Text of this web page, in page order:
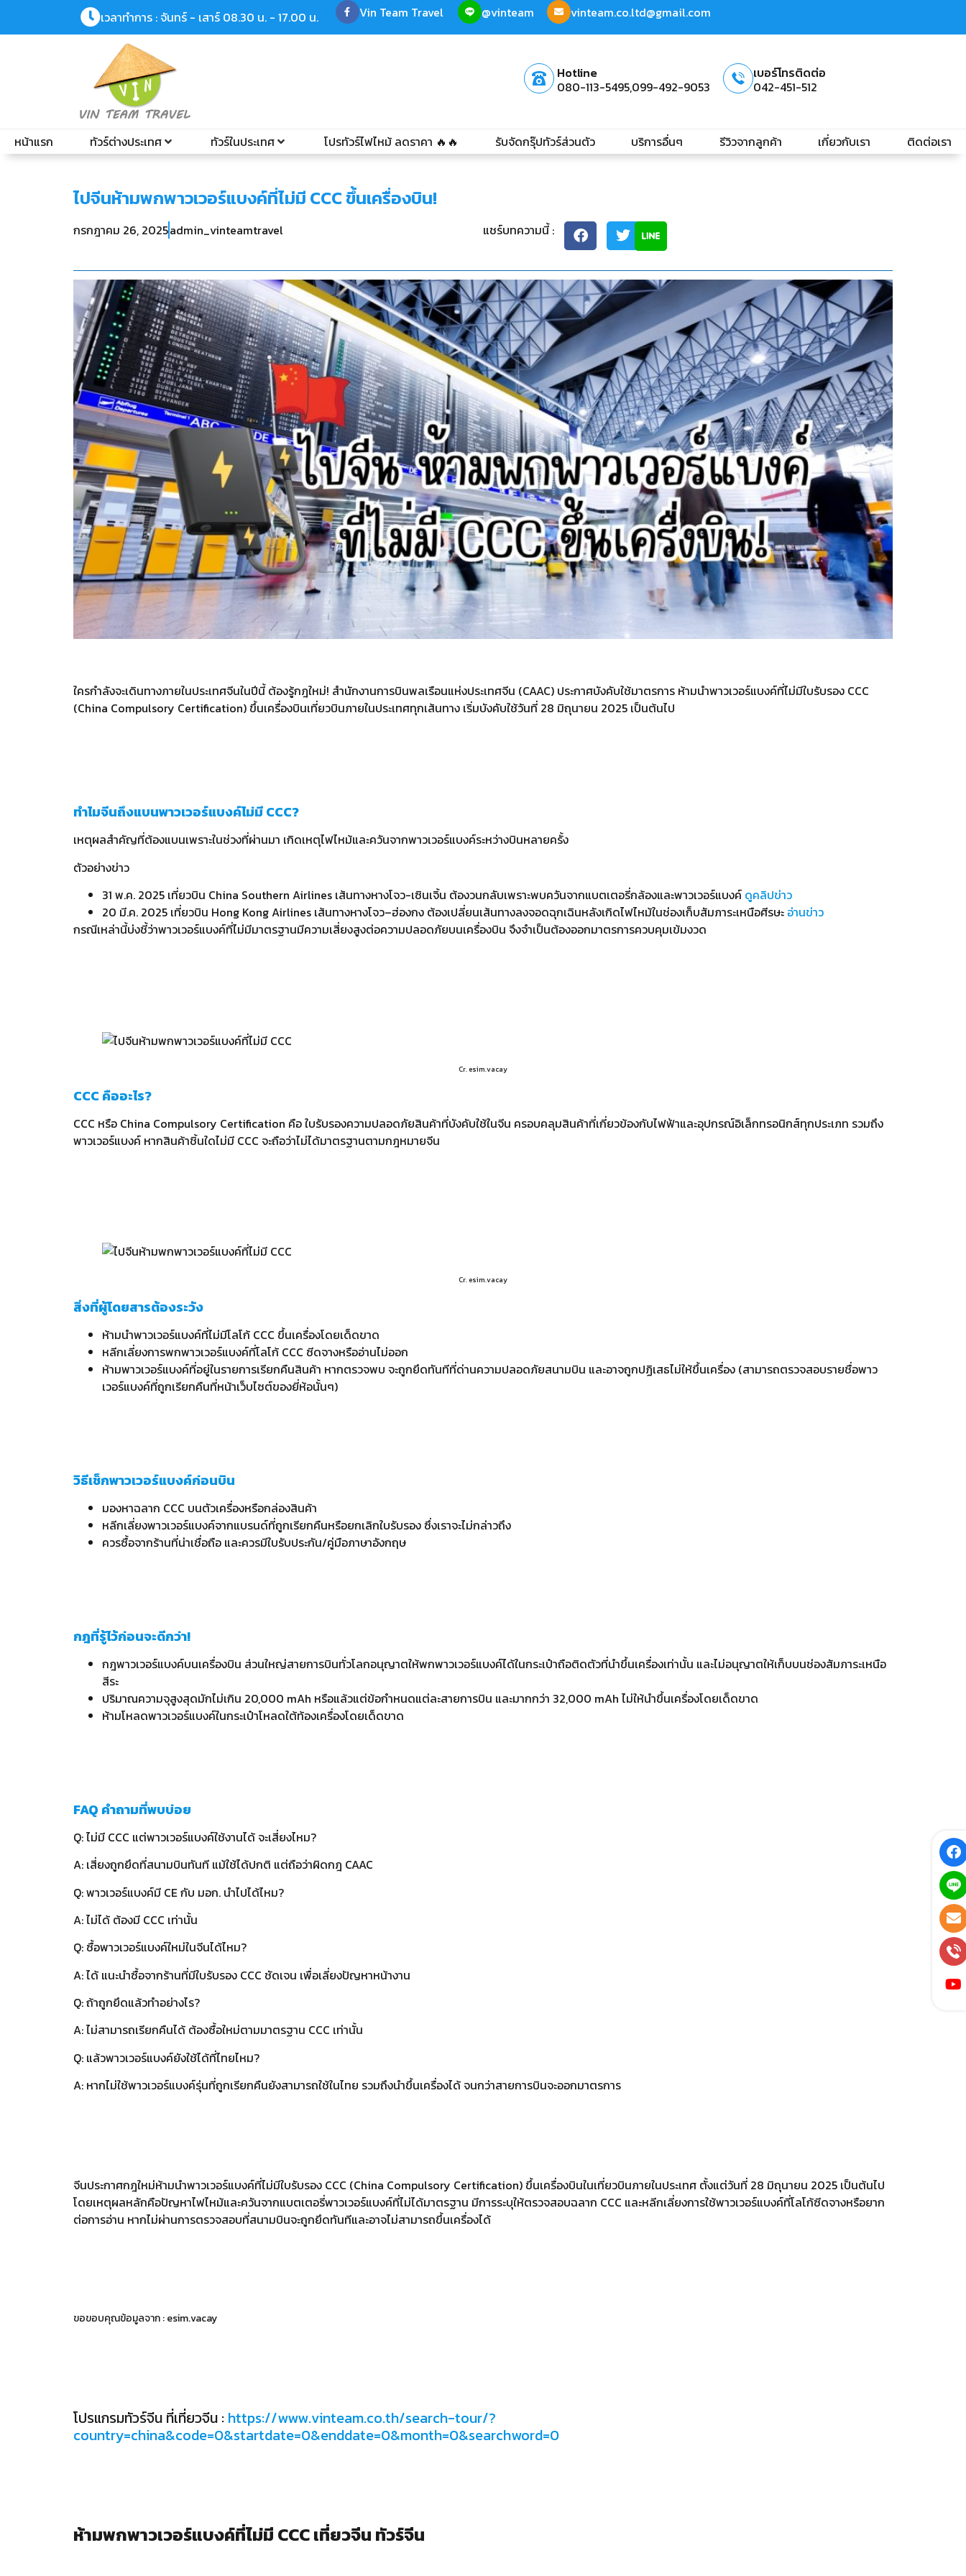
เวลาทำการ : จันทร์ - เสาร์ 08.30 น. - 17.00 น. Vin Team Travel @vinteam vinteam.co.ltd@gmail.com
Hotline
080-113-5495,099-492-9053
เบอร์โทรติดต่อ
042-451-512
หน้าแรก ทัวร์ต่างประเทศ ทัวร์ในประเทศ โปรทัวร์ไฟไหม้ ลดราคา 🔥🔥 รับจัดกรุ๊ปทัวร์ส่วนตัว บริการอื่นๆ รีวิวจากลูกค้า เกี่ยวกับเรา ติดต่อเรา
ไปจีนห้ามพกพาวเวอร์แบงค์ที่ไม่มี CCC ขึ้นเครื่องบิน!
กรกฎาคม 26, 2025admin_vinteamtravel แชร์บทความนี้ :
ใครกำลังจะเดินทางภายในประเทศจีนในปีนี้ ต้องรู้กฎใหม่! สำนักงานการบินพลเรือนแห่งประเทศจีน (CAAC) ประกาศบังคับใช้มาตรการ ห้ามนำพาวเวอร์แบงค์ที่ไม่มีใบรับรอง CCC
(China Compulsory Certification) ขึ้นเครื่องบินเที่ยวบินภายในประเทศทุกเส้นทาง เริ่มบังคับใช้วันที่ 28 มิถุนายน 2025 เป็นต้นไป
ทำไมจีนถึงแบนพาวเวอร์แบงค์ไม่มี CCC?
เหตุผลสำคัญที่ต้องแบนเพราะในช่วงที่ผ่านมา เกิดเหตุไฟไหม้และควันจากพาวเวอร์แบงค์ระหว่างบินหลายครั้ง
ตัวอย่างข่าว
31 พ.ค. 2025 เที่ยวบิน China Southern Airlines เส้นทางหางโจว-เซินเจิ้น ต้องวนกลับเพราะพบควันจากแบตเตอรี่กล้องและพาวเวอร์แบงค์ ดูคลิปข่าว
20 มี.ค. 2025 เที่ยวบิน Hong Kong Airlines เส้นทางหางโจว–ฮ่องกง ต้องเปลี่ยนเส้นทางลงจอดฉุกเฉินหลังเกิดไฟไหม้ในช่องเก็บสัมภาระเหนือศีรษะ อ่านข่าว
กรณีเหล่านี้บ่งชี้ว่าพาวเวอร์แบงค์ที่ไม่มีมาตรฐานมีความเสี่ยงสูงต่อความปลอดภัยบนเครื่องบิน จึงจำเป็นต้องออกมาตรการควบคุมเข้มงวด
Cr. esim.vacay
CCC คืออะไร?
CCC หรือ China Compulsory Certification คือ ใบรับรองความปลอดภัยสินค้าที่บังคับใช้ในจีน ครอบคลุมสินค้าที่เกี่ยวข้องกับไฟฟ้าและอุปกรณ์อิเล็กทรอนิกส์ทุกประเภท รวมถึง
พาวเวอร์แบงค์ หากสินค้าชิ้นใดไม่มี CCC จะถือว่าไม่ได้มาตรฐานตามกฎหมายจีน
Cr. esim.vacay
สิ่งที่ผู้โดยสารต้องระวัง
ห้ามนำพาวเวอร์แบงค์ที่ไม่มีโลโก้ CCC ขึ้นเครื่องโดยเด็ดขาด
หลีกเลี่ยงการพกพาวเวอร์แบงค์ที่โลโก้ CCC ซีดจางหรืออ่านไม่ออก
ห้ามพาวเวอร์แบงค์ที่อยู่ในรายการเรียกคืนสินค้า หากตรวจพบ จะถูกยึดทันทีที่ด่านความปลอดภัยสนามบิน และอาจถูกปฏิเสธไม่ให้ขึ้นเครื่อง (สามารถตรวจสอบรายชื่อพาว
เวอร์แบงค์ที่ถูกเรียกคืนที่หน้าเว็บไซต์ของยี่ห้อนั้นๆ)
วิธีเช็กพาวเวอร์แบงค์ก่อนบิน
มองหาฉลาก CCC บนตัวเครื่องหรือกล่องสินค้า
หลีกเลี่ยงพาวเวอร์แบงค์จากแบรนด์ที่ถูกเรียกคืนหรือยกเลิกใบรับรอง ซึ่งเราจะไม่กล่าวถึง
ควรซื้อจากร้านที่น่าเชื่อถือ และควรมีใบรับประกัน/คู่มือภาษาอังกฤษ
กฎที่รู้ไว้ก่อนจะดีกว่า!
กฎพาวเวอร์แบงค์บนเครื่องบิน ส่วนใหญ่สายการบินทั่วโลกอนุญาตให้พกพาวเวอร์แบงค์ได้ในกระเป๋าถือติดตัวที่นำขึ้นเครื่องเท่านั้น และไม่อนุญาตให้เก็บบนช่องสัมภาระเหนือ
สีระ
ปริมาณความจุสูงสุดมักไม่เกิน 20,000 mAh หรือแล้วแต่ข้อกำหนดแต่ละสายการบิน และมากกว่า 32,000 mAh ไม่ให้นำขึ้นเครื่องโดยเด็ดขาด
ห้ามโหลดพาวเวอร์แบงค์ในกระเป๋าโหลดใต้ท้องเครื่องโดยเด็ดขาด
FAQ คำถามที่พบบ่อย
Q: ไม่มี CCC แต่พาวเวอร์แบงค์ใช้งานได้ จะเสี่ยงไหม?
A: เสี่ยงถูกยึดที่สนามบินทันที แม้ใช้ได้ปกติ แต่ถือว่าผิดกฎ CAAC
Q: พาวเวอร์แบงค์มี CE กับ มอก. นำไปได้ไหม?
A: ไม่ได้ ต้องมี CCC เท่านั้น
Q: ซื้อพาวเวอร์แบงค์ใหม่ในจีนได้ไหม?
A: ได้ แนะนำซื้อจากร้านที่มีใบรับรอง CCC ชัดเจน เพื่อเลี่ยงปัญหาหน้างาน
Q: ถ้าถูกยึดแล้วทำอย่างไร?
A: ไม่สามารถเรียกคืนได้ ต้องซื้อใหม่ตามมาตรฐาน CCC เท่านั้น
Q: แล้วพาวเวอร์แบงค์ยังใช้ได้ที่ไทยไหม?
A: หากไม่ใช้พาวเวอร์แบงค์รุ่นที่ถูกเรียกคืนยังสามารถใช้ในไทย รวมถึงนำขึ้นเครื่องได้ จนกว่าสายการบินจะออกมาตรการ
จีนประกาศกฎใหม่ห้ามนำพาวเวอร์แบงค์ที่ไม่มีใบรับรอง CCC (China Compulsory Certification) ขึ้นเครื่องบินในเที่ยวบินภายในประเทศ ตั้งแต่วันที่ 28 มิถุนายน 2025 เป็นต้นไป
โดยเหตุผลหลักคือปัญหาไฟไหม้และควันจากแบตเตอรี่พาวเวอร์แบงค์ที่ไม่ได้มาตรฐาน มีการระบุให้ตรวจสอบฉลาก CCC และหลีกเลี่ยงการใช้พาวเวอร์แบงค์ที่โลโก้ซีดจางหรือยาก
ต่อการอ่าน หากไม่ผ่านการตรวจสอบที่สนามบินจะถูกยึดทันทีและอาจไม่สามารถขึ้นเครื่องได้
ขอขอบคุณข้อมูลจาก : esim.vacay
โปรแกรมทัวร์จีน ที่เที่ยวจีน : https://www.vinteam.co.th/search-tour/?
country=china&code=0&startdate=0&enddate=0&month=0&searchword=0
ห้ามพกพาวเวอร์แบงค์ที่ไม่มี CCC เที่ยวจีน ทัวร์จีน